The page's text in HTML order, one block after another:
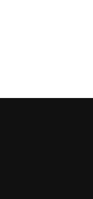
GOL DEL COMO
Christensen
GOL DEL COMO
dopo il palo
vero: